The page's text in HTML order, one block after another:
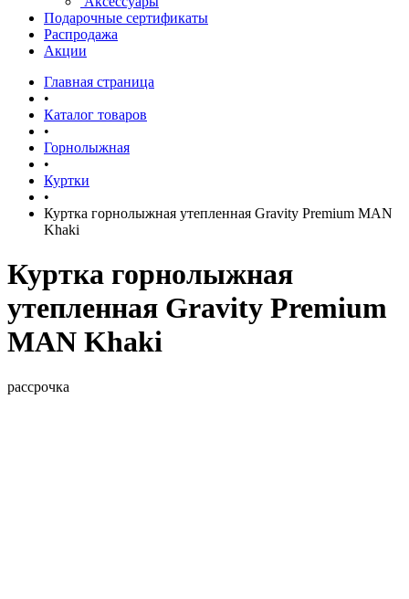
Подарочные сертификаты
Распродажа
Акции
Главная страница
•
Каталог товаров
•
Горнолыжная
•
Куртки
•
Куртка горнолыжная утепленная Gravity Premium MAN
Khaki
Куртка горнолыжная
утепленная Gravity Premium
MAN Khaki
рассрочка